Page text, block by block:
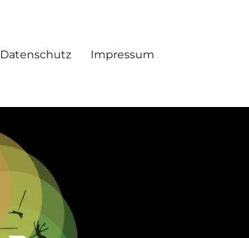
Datenschutz Impressum